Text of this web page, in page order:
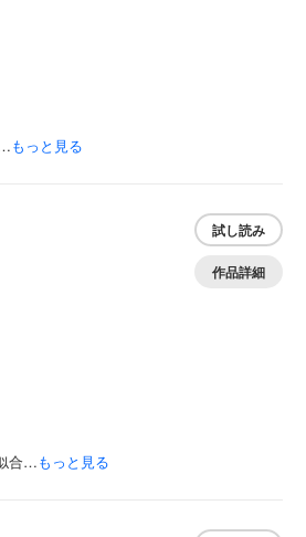
もっと見る
試し読み
作品詳細
合…もっと見る